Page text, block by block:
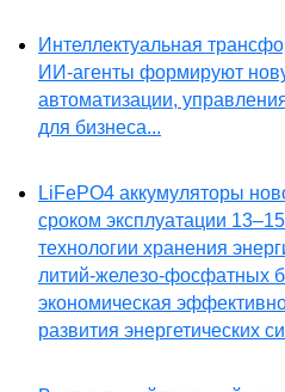
Интеллектуальная
ИИ-агенты формируют
автоматизации,
для бизнеса...
LiFePO4 аккумуляторы
сроком эксплуатации
технологии хранения
литий-железо-фосфатных
экономическая
развития энергетических